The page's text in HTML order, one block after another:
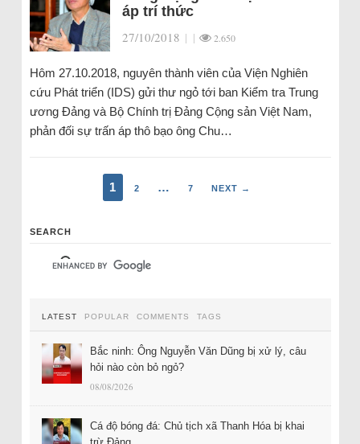
áp trí thức
27/10/2018 | | 2.650
Hôm 27.10.2018, nguyên thành viên của Viện Nghiên
cứu Phát triển (IDS) gửi thư ngỏ tới ban Kiểm tra Trung
ương Đảng và Bộ Chính trị Đảng Cộng sản Việt Nam,
phản đối sự trấn áp thô bạo ông Chu…
1 2 … 7 NEXT →
SEARCH
LATEST POPULAR COMMENTS TAGS
Bắc ninh: Ông Nguyễn Văn Dũng bị xử lý, câu
hỏi nào còn bỏ ngỏ?
08/08/2026
Cá độ bóng đá: Chủ tịch xã Thanh Hóa bị khai